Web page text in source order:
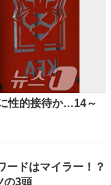
性的接待か…14～
ードはマイラー！？
の3頭